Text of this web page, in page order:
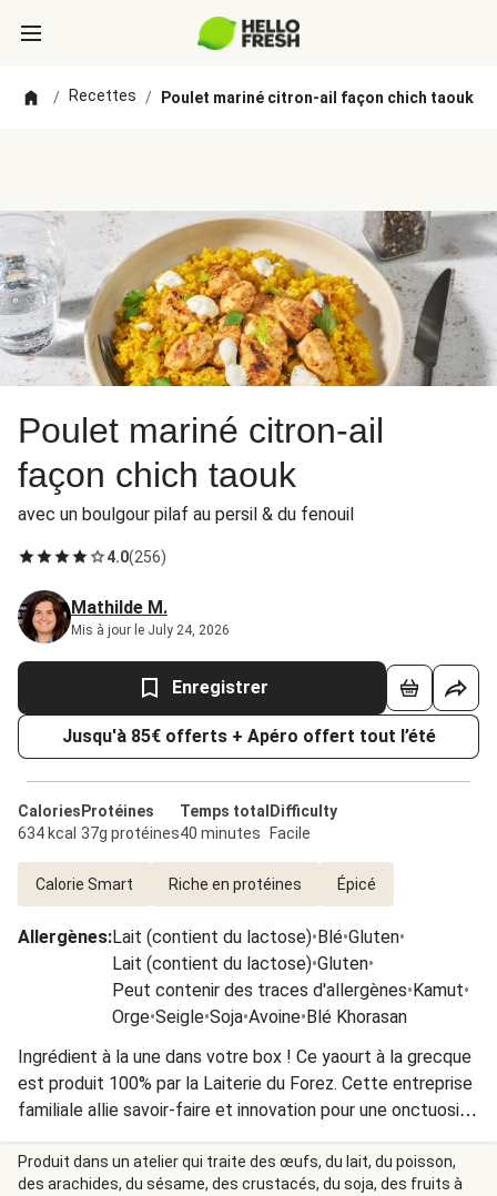
/ Recettes / Poulet mariné citron-ail façon chich taouk
Poulet mariné citron-ail
façon chich taouk
avec un boulgour pilaf au persil & du fenouil
4.0(256)
Mathilde M.
Mis à jour le July 24, 2026
Enregistrer
Jusqu'à 85€ offerts + Apéro offert tout l’été
Calories
634 kcal
Protéines
37g protéines
Temps total
40 minutes
Difficulty
Facile
Calorie Smart Riche en protéines Épicé
Allergènes:Lait (contient du lactose)•Blé•Gluten•
Lait (contient du lactose)•Gluten•
Peut contenir des traces d'allergènes•Kamut•
Orge•Seigle•Soja•Avoine•Blé Khorasan
Ingrédient à la une dans votre box ! Ce yaourt à la grecque
est produit 100% par la Laiterie du Forez. Cette entreprise
familiale allie savoir-faire et innovation pour une onctuosité
unique. Parfait pour sublimer cette recette.
Produit dans un atelier qui traite des œufs, du lait, du poisson,
des arachides, du sésame, des crustacés, du soja, des fruits à